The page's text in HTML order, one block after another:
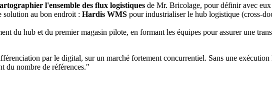
l'ensemble des flux logistiques de Mr. Bricolage, pour définir avec
solution au bon endroit : Hardis WMS pour industrialiser le hub logistique (cross-
du hub et du premier magasin pilote, en formant les équipes pour assurer une
par le digital, sur un marché fortement concurrentiel. Sans une
du nombre de références."